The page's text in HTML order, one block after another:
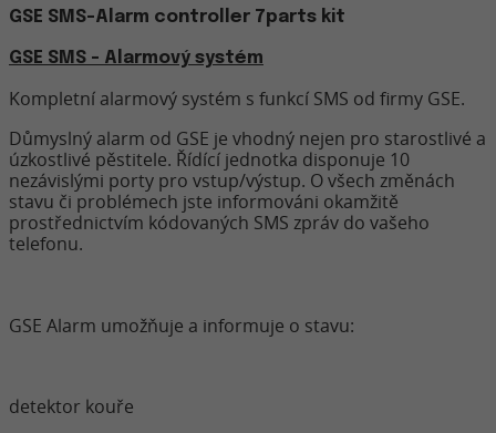
GSE SMS-Alarm controller 7parts kit
GSE SMS - Alarmový systém
Kompletní alarmový systém s funkcí SMS od firmy GSE.
Důmyslný alarm od GSE je vhodný nejen pro starostlivé a
úzkostlivé pěstitele. Řídící jednotka disponuje 10
nezávislými porty pro vstup/výstup. O všech změnách
stavu či problémech jste informováni okamžitě
prostřednictvím kódovaných SMS zpráv do vašeho
telefonu.
GSE Alarm umožňuje a informuje o stavu:
detektor kouře